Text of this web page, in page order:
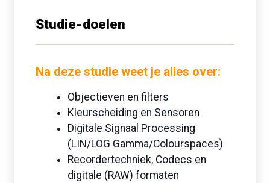
Studie-doelen
Na deze studieweet je alles over:
Objectieven en filters
Kleurscheiding en Sensoren
Digitale Signaal Processing
(LIN/LOG Gamma/Colourspaces)
Recordertechniek, Codecs en
digitale (RAW) formaten